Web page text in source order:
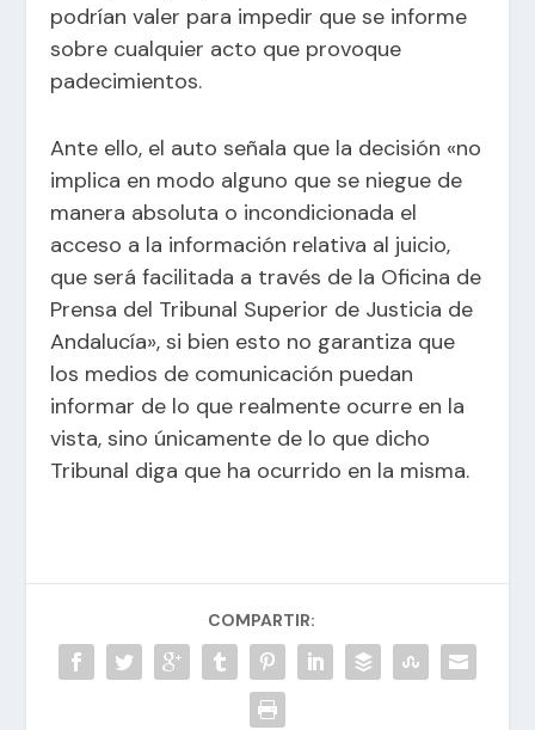
podrían valer para impedir que se informe
sobre cualquier acto que provoque
padecimientos.
Ante ello, el auto señala que la decisión «no
implica en modo alguno que se niegue de
manera absoluta o incondicionada el
acceso a la información relativa al juicio,
que será facilitada a través de la Oficina de
Prensa del Tribunal Superior de Justicia de
Andalucía», si bien esto no garantiza que
los medios de comunicación puedan
informar de lo que realmente ocurre en la
vista, sino únicamente de lo que dicho
Tribunal diga que ha ocurrido en la misma.
COMPARTIR: